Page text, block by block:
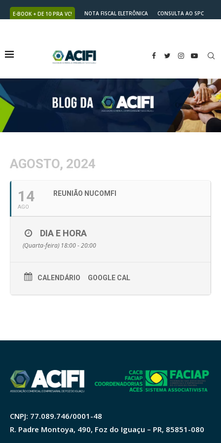
E-BOOK + DE 10 PRA VC! NOTA FISCAL ELETRÔNICA
CONSULTA AO SPC
AGOSTO, 2024
14
AGO
REUNIÃO NUCOMFI
DIA E HORA
(Quarta-feira) 18:00 - 20:00
CALENDÁRIO GOOGLE CAL
CNPJ: 77.089.746/0001-48
R. Padre Montoya, 490, Foz do Iguaçu – PR, 85851-080